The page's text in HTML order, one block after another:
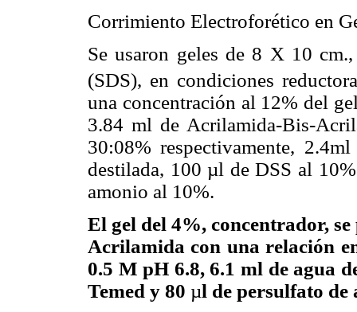
Corrimiento Electroforético en
Se usaron geles de 8 X 10
(SDS), en condiciones
una concentración al 12% del
3.84 ml de Acrilamida-Bis-
30:08% respectivamente,
destilada, 100 µl de DSS al
amonio al 10%.
El gel del 4%, concentrador,
Acrilamida con una relación
0.5 M pH 6.8, 6.1 ml de agua
Temed y 80 µl de persulfato de